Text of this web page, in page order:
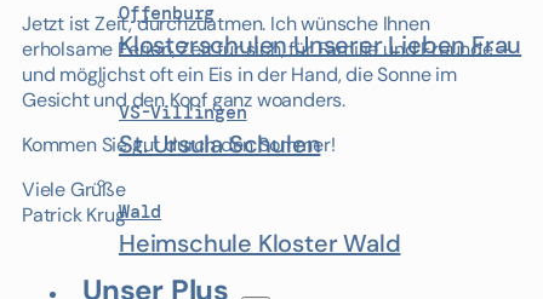
Offenburg
Klosterschulen Unserer Lieben Frau
VS-Villingen
St. Ursula Schulen
Wald
Heimschule Kloster Wald
Unser Plus
Jetzt ist Zeit, durchzuatmen. Ich wünsche Ihnen
erholsame Ferien, Zeit für sich, für Familie und Freunde –
und möglichst oft ein Eis in der Hand, die Sonne im
Gesicht und den Kopf ganz woanders.
Kommen Sie gut durch den Sommer!
Viele Grüße
Patrick Krug